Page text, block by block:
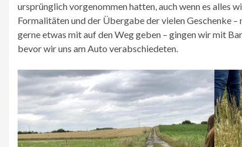
ursprünglich vorgenommen hatten, auch wenn es alles
Formalitäten und der Übergabe der vielen Geschenke
gerne etwas mit auf den Weg geben – gingen wir mit
bevor wir uns am Auto verabschiedeten.